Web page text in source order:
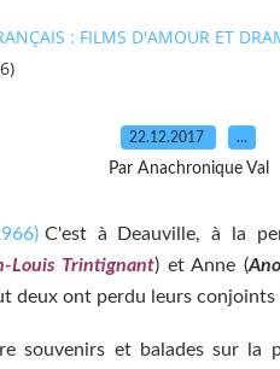
: FILMS D'AMOUR ET
22.12.2017 …
Par Anachronique Val
C'est à Deauville, à la
Louis Trintignant) et Anne (
deux ont perdu leurs
souvenirs et balades sur la